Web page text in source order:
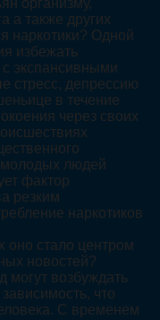
организму,
а также других
наркотики? Одной
избежать
с экспансивными
стресс, депрессию
в течение
через своих
молодых людей
фактор
резким
наркотиков
оно стало центром
новостей?
могут возбуждать
что
С временем